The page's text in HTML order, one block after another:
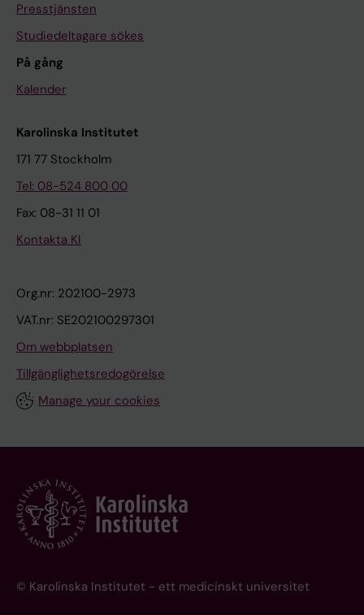
Presstjänsten
Studiedeltagare sökes
På gång
Kalender
Karolinska Institutet
171 77 Stockholm
Tel: 08-524 800 00
Fax: 08-31 11 01
Kontakta KI
Org.nr: 202100-2973
VAT.nr: SE202100297301
Om webbplatsen
Tillgänglighetsredogörelse
Manage your cookies
© Karolinska Institutet - ett medicinskt universitet